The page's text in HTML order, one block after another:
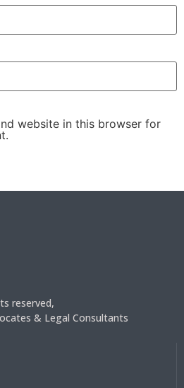
website in this browser for
reserved,
& Legal Consultants